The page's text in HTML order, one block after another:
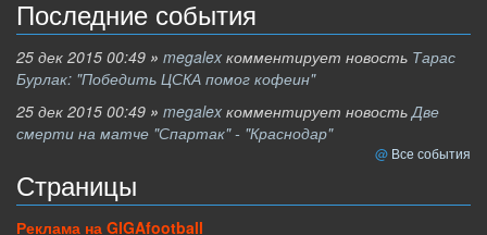
Последние события
25 дек 2015 00:49 » megalex комментирует новость Тарас
Бурлак: "Победить ЦСКА помог кофеин"
25 дек 2015 00:49 » megalex комментирует новостьДве
смерти на матче "Спартак" - "Краснодар"
Все события
Страницы
Реклама на GIGAfootball